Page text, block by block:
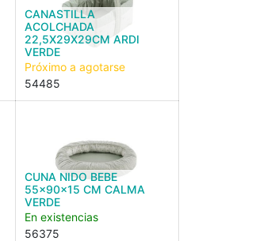
CANASTILLA
ACOLCHADA
22,5X29X29CM ARDI
VERDE
Próximo a agotarse
54485
CUNA NIDO BEBE
55x90x15 CM CALMA
VERDE
En existencias
56375